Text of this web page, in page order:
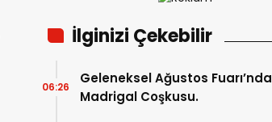
İlginizi Çekebilir
Geleneksel Ağustos Fuarı’nda
Madrigal Coşkusu.
06:26